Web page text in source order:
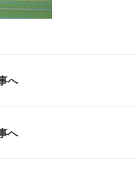
へ
へ